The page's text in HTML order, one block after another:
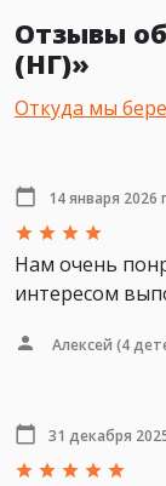
Отзывы
(НГ)»
Откуда мы
14 января 2026
Нам очень
интересом
Алексей (4
31 декабря